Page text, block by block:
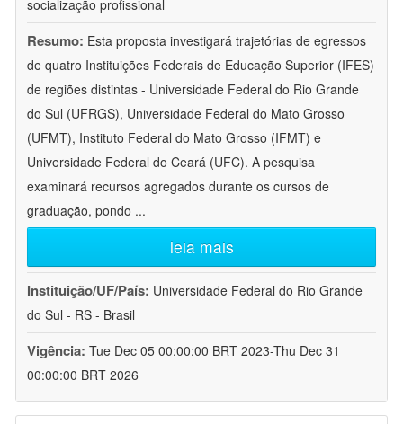
socialização profissional
Resumo: Esta proposta investigará trajetórias de egressos
de quatro Instituições Federais de Educação Superior (IFES)
de regiões distintas - Universidade Federal do Rio Grande
do Sul (UFRGS), Universidade Federal do Mato Grosso
(UFMT), Instituto Federal do Mato Grosso (IFMT) e
Universidade Federal do Ceará (UFC). A pesquisa
examinará recursos agregados durante os cursos de
graduação, pondo ...
leia mais
Instituição/UF/País: Universidade Federal do Rio Grande
do Sul - RS - Brasil
Vigência: Tue Dec 05 00:00:00 BRT 2023-Thu Dec 31
00:00:00 BRT 2026